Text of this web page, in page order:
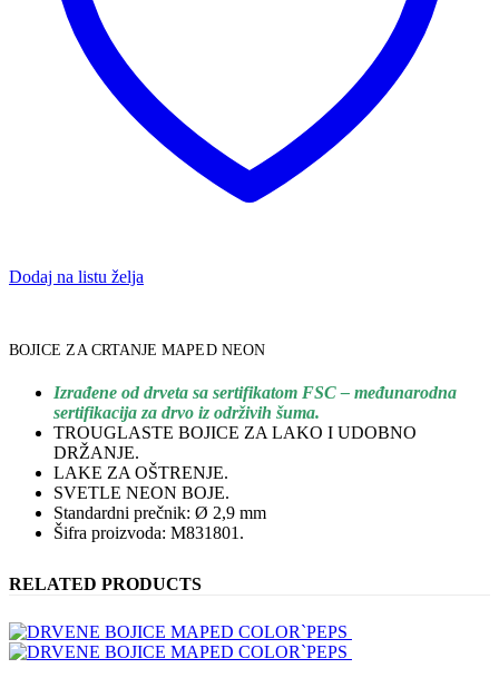
Dodaj na listu želja
BOJICE ZA CRTANJE MAPED NEON
Izrađene od drveta sa sertifikatom FSC – međunarodna
sertifikacija za drvo iz održivih šuma.
TROUGLASTE BOJICE ZA LAKO I UDOBNO
DRŽANJE.
LAKE ZA OŠTRENJE.
SVETLE NEON BOJE.
Standardni prečnik: Ø 2,9 mm
Šifra proizvoda: M831801.
RELATED PRODUCTS